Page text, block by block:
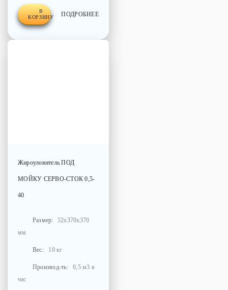
В
КОРЗИНУ
ПОДРОБНЕЕ
ЖироуловительПОД
МОЙКУ СЕРВО-СТОК 0,5-
40
Размер:
52x370x370
мм
Вес: 10 кг
Производ-ть:
0,5 м3 в
час